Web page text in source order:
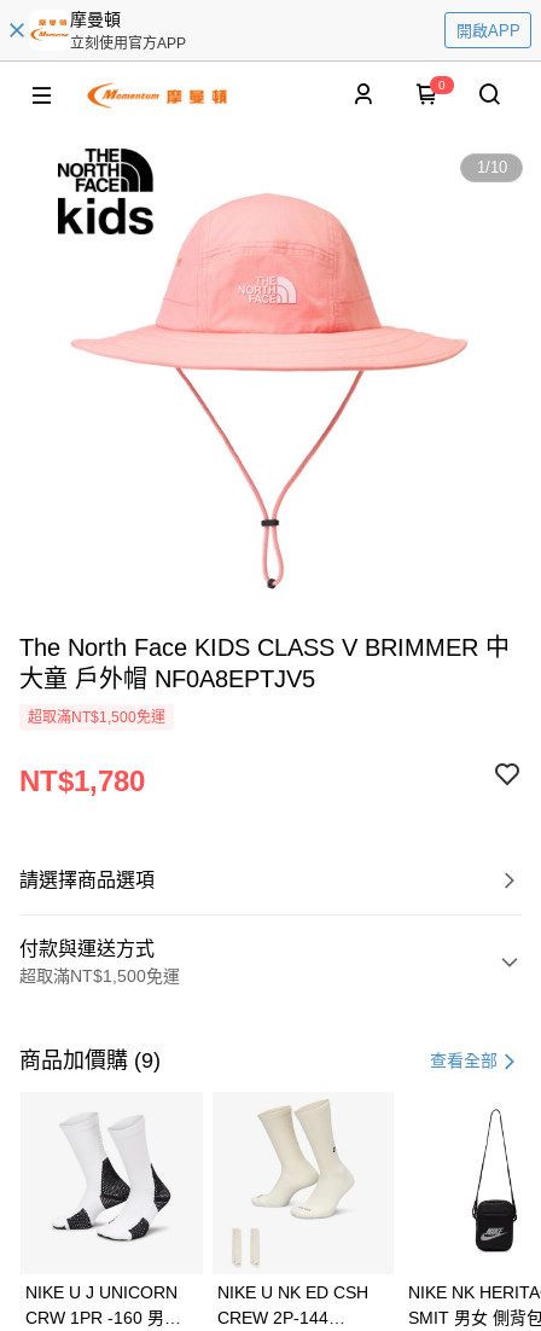
摩曼頓
立刻使用官方APP
開啟APP
0
1/10
The North Face KIDS CLASS V BRIMMER 中
大童 戶外帽 NF0A8EPTJV5
超取滿NT$1,500免運
NT$1,780
請選擇商品選項
付款與運送方式
超取滿NT$1,500免運
信用卡一次付款
3 期 0 利率 每期 21家銀行
合作金庫商業銀行
第一商業銀行
華南商業銀行
彰化商業銀行
上海商業儲蓄銀行
Apple Pay
全盈+PAY
商品加價購 (9) 查看全部
NIKE U J UNICORN
CRW 1PR -160 男女
NIKE U NK ED CSH
CREW 2P-144
NIKE NK
SMIT 男女 側背